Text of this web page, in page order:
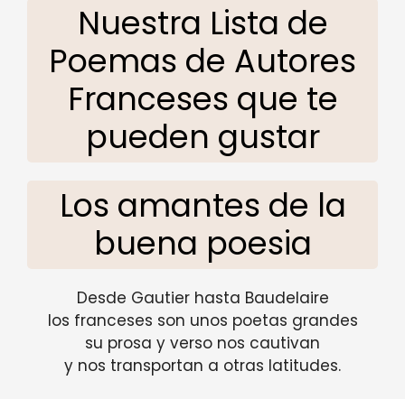
Nuestra Lista de
Poemas de Autores
Franceses que te
pueden gustar
Los amantes de la
buena poesia
Desde Gautier hasta Baudelaire
los franceses son unos poetas grandes
su prosa y verso nos cautivan
y nos transportan a otras latitudes.